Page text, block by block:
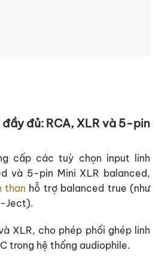
đủ: RCA, XLR và 5-pin
cấp các tuỳ chọn input linh
và 5-pin Mini XLR balanced,
than hỗ trợ balanced true (như
Ject).
XLR, cho phép phối ghép linh
trong hệ thống audiophile.